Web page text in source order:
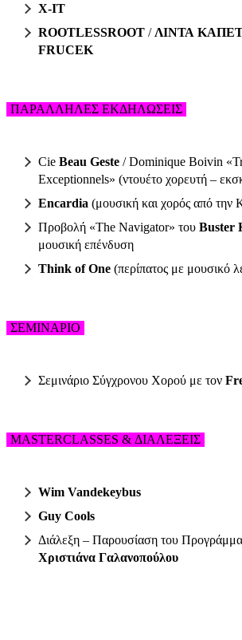
X-IT
ROOTLESSROOT / ΛΙΝΤΑ
FRUCEK
ΠΑΡΑΛΛΗΛΕΣ ΕΚΔΗΛΩΣΕΙΣ
Cie Beau Geste / Dominique Boivin
Exceptionnels» (ντουέτο χορευτή –
Encardia (μουσική και χορός από την
Προβολή «The Navigator» του Buster
μουσική επένδυση
Think of One (περίπατος με μουσικό
ΣΕΜΙΝΑΡΙΟ
Σεμινάριο Σύγχρονου Χορού με τον
MASTERCLASSES & ΔΙΑΛΕΞΕΙΣ
Wim Vandekeybus
Guy Cools
Διάλεξη – Παρουσίαση του
Χριστιάνα Γαλανοπούλου